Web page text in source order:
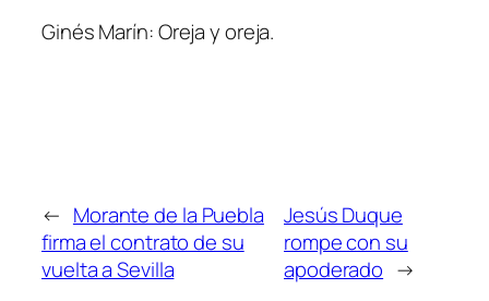
Ginés Marín: Oreja y oreja.
← Morante de la Puebla
firma el contrato de su
vuelta a Sevilla
Jesús Duque
rompe con su
apoderado →